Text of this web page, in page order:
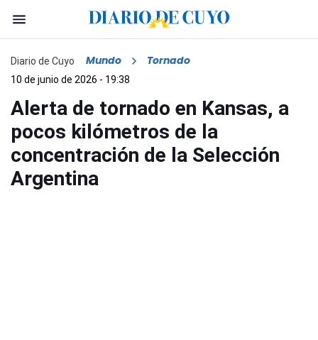
Diario de Cuyo Mundo Tornado
10 de junio de 2026 - 19:38
Alerta de tornado en Kansas, a
pocos kilómetros de la
concentración de la Selección
Argentina